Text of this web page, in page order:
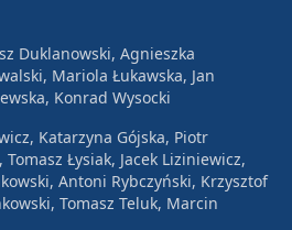
Duklanowski, Agnieszka
Mariola Łukawska, Jan
Konrad Wysocki
Katarzyna Gójska, Piotr
Łysiak, Jacek Liziniewicz,
Antoni Rybczyński, Krzysztof
Tomasz Teluk, Marcin